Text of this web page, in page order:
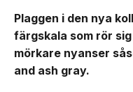
Plaggen i den nya
färgskala som rör
mörkare nyanser
and ash gray.